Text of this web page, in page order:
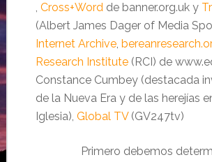
, Cross+Wordde banner.org.uk y
(Albert James Dager of Media
Internet Archive,
Research Institute(RCI) de
Constance Cumbey (destacada
de la Nueva Era y de las herejías
Iglesia), Global TV(GV247tv)
Primero debemos